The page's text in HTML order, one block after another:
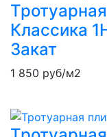
Классика
Закат
1 850 руб/м2